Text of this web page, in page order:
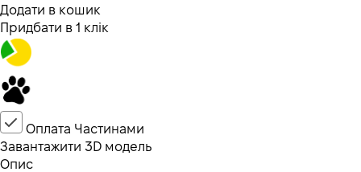
Додати в кошик
Придбати в 1 клік
Оплата Частинами
Завантажити 3D модель
Опис